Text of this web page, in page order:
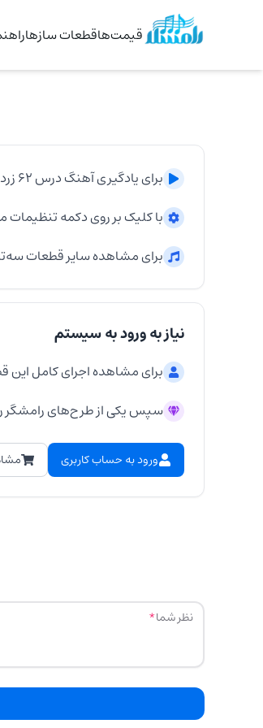
قیمت‌هاقطعات سازها
برای یادگیری آهنگدرس ۶۲ زردملیجه
با کلیک بر روی دکمه تنظیمات
برای مشاهده سایر قطعات
نیاز به ورود به سیستم
برای مشاهده اجرای کامل این
سپس یکی از طرح‌های رامشگر را
ورود به حساب کاربری
نظر شما